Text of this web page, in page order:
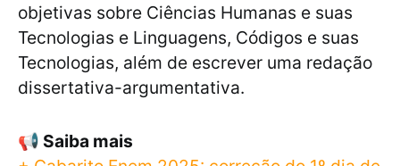
objetivas sobre Ciências Humanas e suas
Tecnologias e Linguagens, Códigos e suas
Tecnologias, além de escrever uma redação
dissertativa-argumentativa.
📢 Saiba mais